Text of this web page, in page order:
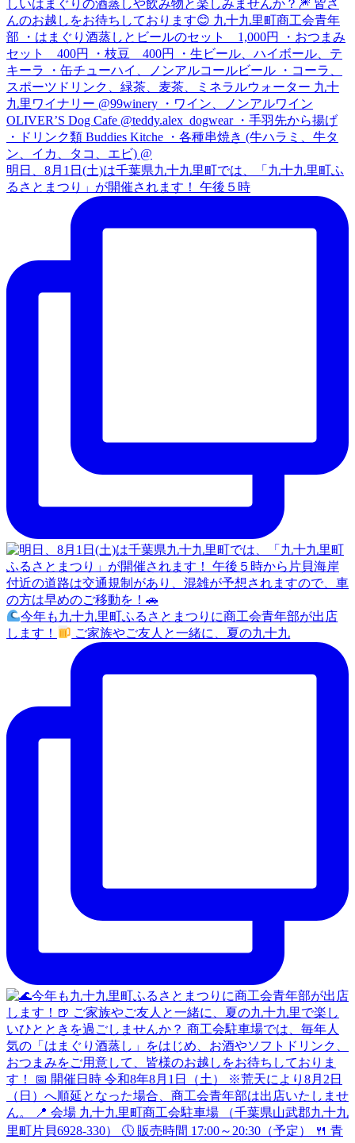
明日、8月1日(土)は千葉県九十九里町では、「九十九里町ふ
るさとまつり」が開催されます！ 午後５時
今年も九十九里町ふるさとまつりに商工会青年部が出店
します！
ご家族やご友人と一緒に、夏の九十九